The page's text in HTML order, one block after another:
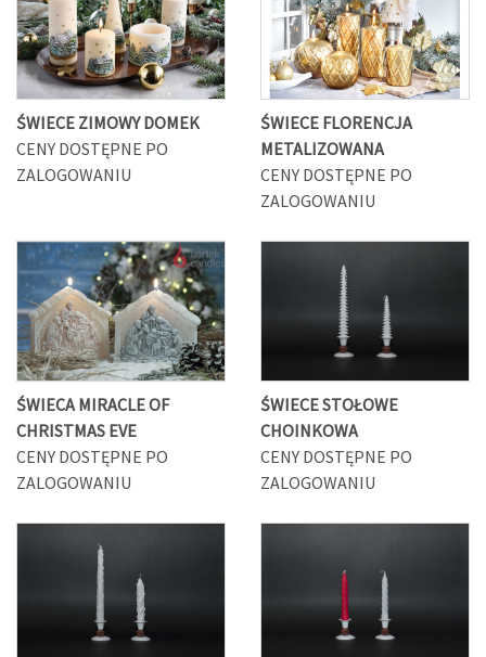
ŚWIECE ZIMOWY DOMEK
CENY DOSTĘPNE PO
ZALOGOWANIU
ŚWIECE FLORENCJA
METALIZOWANA
CENY DOSTĘPNE PO
ZALOGOWANIU
ŚWIECA MIRACLE OF
CHRISTMAS EVE
CENY DOSTĘPNE PO
ZALOGOWANIU
ŚWIECE STOŁOWE
CHOINKOWA
CENY DOSTĘPNE PO
ZALOGOWANIU